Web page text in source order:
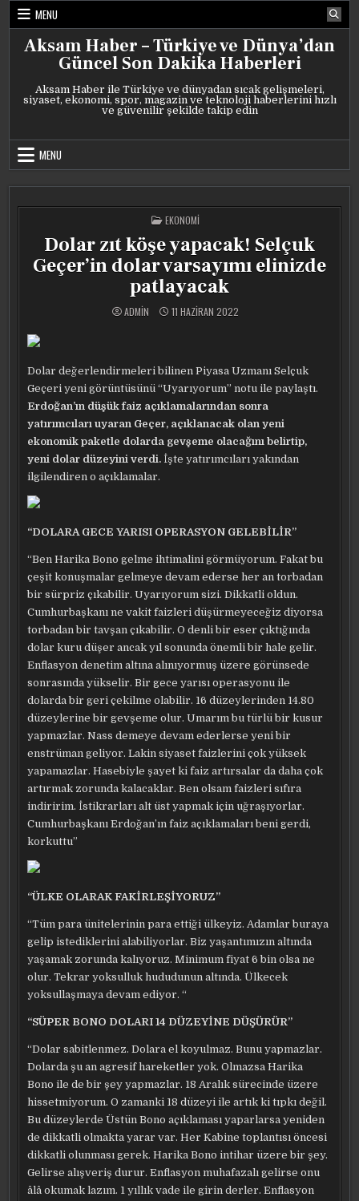
Skip
content
MENU
Aksam Haber – Türkiye ve Dünya’dan
Güncel Son Dakika Haberleri
Aksam Haber ile Türkiye ve dünyadan sıcak gelişmeleri,
siyaset, ekonomi, spor, magazin ve teknoloji haberlerini hızlı
ve güvenilir şekilde takip edin
MENU
POSTED
IN
EKONOMI
Dolar zıt köşe yapacak! Selçuk
Geçer’in dolar varsayımı elinizde
patlayacak
ADMIN 11 HAZIRAN 2022
Dolar değerlendirmeleri bilinen Piyasa Uzmanı Selçuk
Geçeri yeni görüntüsünü “Uyarıyorum” notu ile paylaştı.
Erdoğan’ın düşük faiz açıklamalarından sonra
yatırımcıları uyaran Geçer, açıklanacak olan yeni
ekonomik paketle dolarda gevşeme olacağını belirtip,
yeni dolar düzeyini verdi. İşte yatırımcıları yakından
ilgilendiren o açıklamalar.
“DOLARA GECE YARISI OPERASYON GELEBİLİR”
“Ben Harika Bono gelme ihtimalini görmüyorum. Fakat bu
çeşit konuşmalar gelmeye devam ederse her an torbadan
bir sürpriz çıkabilir. Uyarıyorum sizi. Dikkatli oldun.
Cumhurbaşkanı ne vakit faizleri düşürmeyeceğiz diyorsa
torbadan bir tavşan çıkabilir. O denli bir eser çıktığında
dolar kuru düşer ancak yıl sonunda önemli bir hale gelir.
Enflasyon denetim altına alınıyormuş üzere görünsede
sonrasında yükselir. Bir gece yarısı operasyonu ile
dolarda bir geri çekilme olabilir. 16 düzeylerinden 14.80
düzeylerine bir gevşeme olur. Umarım bu türlü bir kusur
yapmazlar. Nass demeye devam ederlerse yeni bir
enstrüman geliyor. Lakin siyaset faizlerini çok yüksek
yapamazlar. Hasebiyle şayet ki faiz artırsalar da daha çok
artırmak zorunda kalacaklar. Ben olsam faizleri sıfıra
indiririm. İstikrarları alt üst yapmak için uğraşıyorlar.
Cumhurbaşkanı Erdoğan’ın faiz açıklamaları beni gerdi,
korkuttu”
“ÜLKE OLARAK FAKİRLEŞİYORUZ”
“Tüm para ünitelerinin para ettiği ülkeyiz. Adamlar buraya
gelip istediklerini alabiliyorlar. Biz yaşantımızın altında
yaşamak zorunda kalıyoruz. Minimum fiyat 6 bin olsa ne
olur. Tekrar yoksulluk hududunun altında. Ülkecek
yoksullaşmaya devam ediyor. “
“SÜPER BONO DOLARI 14 DÜZEYİNE DÜŞÜRÜR”
“Dolar sabitlenmez. Dolara el koyulmaz. Bunu yapmazlar.
Dolarda şu an agresif hareketler yok. Olmazsa Harika
Bono ile de bir şey yapmazlar. 18 Aralık sürecinde üzere
hissetmiyorum. O zamanki 18 düzeyi ile artık ki tıpkı değil.
Bu düzeylerde Üstün Bono açıklaması yaparlarsa yeniden
de dikkatli olmakta yarar var. Her Kabine toplantısı öncesi
dikkatli olunması gerek. Harika Bono intihar üzere bir şey.
Gelirse alışveriş durur. Enflasyon muhafazalı gelirse onu
âlâ okumak lazım. 1 yıllık vade ile girin derler. Enflasyon